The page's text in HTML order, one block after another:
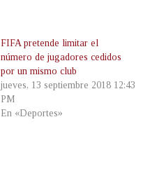
FIFA pretende limitar el
número de jugadores cedidos
por un mismo club
jueves, 13 septiembre 2018 12:43
PM
En «Deportes»